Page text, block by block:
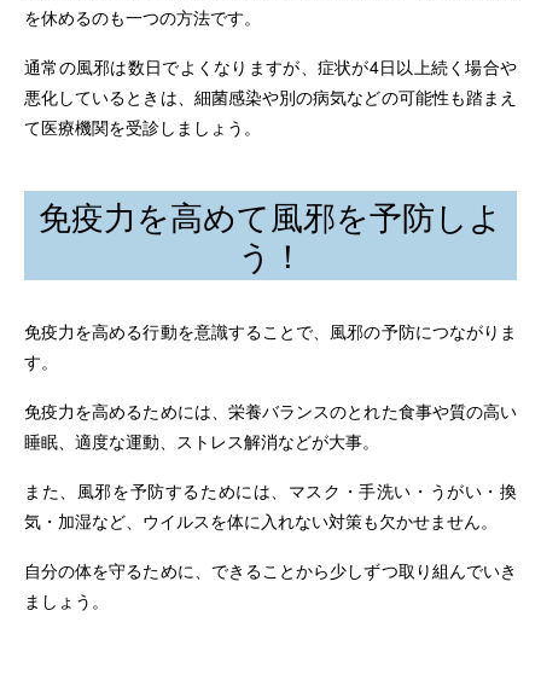
を休めるのも一つの方法です。
通常の風邪は数日でよくなりますが、症状が4日以上続く場合や
悪化しているときは、細菌感染や別の病気などの可能性も踏まえ
て医療機関を受診しましょう。
免疫力を高めて風邪を予防しよ
う！
免疫力を高める行動を意識することで、風邪の予防につながりま
す。
免疫力を高めるためには、栄養バランスのとれた食事や質の高い
睡眠、適度な運動、ストレス解消などが大事。
また、風邪を予防するためには、マスク・手洗い・うがい・換
気・加湿など、ウイルスを体に入れない対策も欠かせません。
自分の体を守るために、できることから少しずつ取り組んでいき
ましょう。